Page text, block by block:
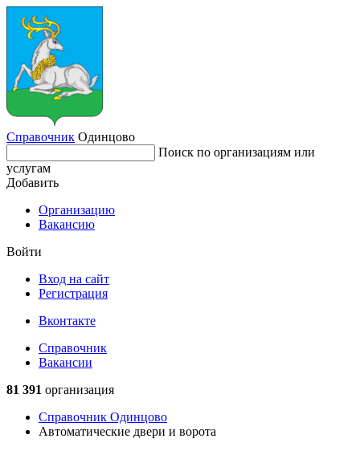
Справочник Одинцово
Поиск по организациям или
услугам
Добавить
Организацию
Вакансию
Войти
Вход на сайт
Регистрация
Вконтакте
Справочник
Вакансии
81 391 организация
Справочник Одинцово
Автоматические двери и ворота